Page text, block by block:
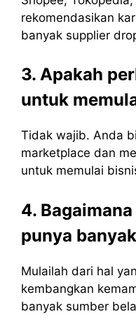
rekomendasikan
banyak supplier
3. Apakah
untuk
Tidak wajib. Anda
marketplace dan
untuk memulai
4.
punya
Mulailah dari hal
kembangkan
banyak sumber